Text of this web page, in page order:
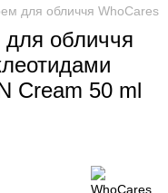
для обличчя WhoCares
обличчя
Cream 50 ml